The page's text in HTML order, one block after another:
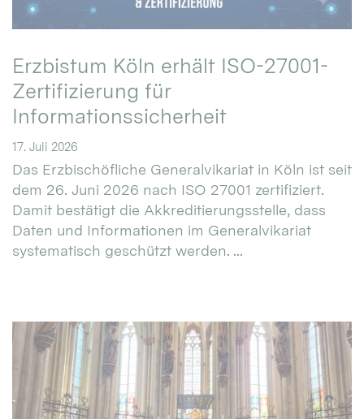
Erzbistum Köln erhält ISO-27001-
Zertifizierung für
Informationssicherheit
17. Juli 2026
Das Erzbischöfliche Generalvikariat in Köln ist seit
dem 26. Juni 2026 nach ISO 27001 zertifiziert.
Damit bestätigt die Akkreditierungsstelle, dass
Daten und Informationen im Generalvikariat
systematisch geschützt werden. ...